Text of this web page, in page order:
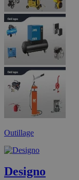
Outillage
Designo